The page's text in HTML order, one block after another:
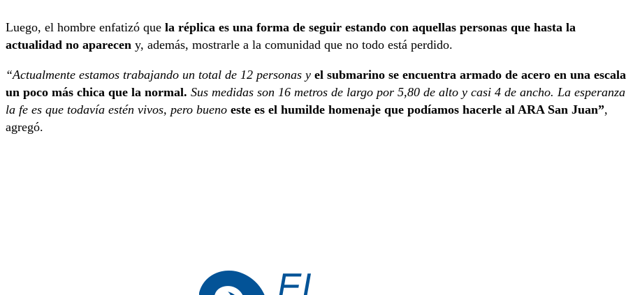
Luego, el hombre enfatizó que la réplica es una forma de seguir estando con aquellas personas que hasta la
actualidad no aparecen y, además, mostrarle a la comunidad que no todo está perdido.
“Actualmente estamos trabajando un total de 12 personas y el submarino se encuentra armado de acero en una escala
un poco más chica que la normal. Sus medidas son 16 metros de largo por 5,80 de alto y casi 4 de ancho. La
la fe es que todavía estén vivos, pero bueno este es el humilde homenaje que podíamos hacerle al ARA San Juan”,
agregó.